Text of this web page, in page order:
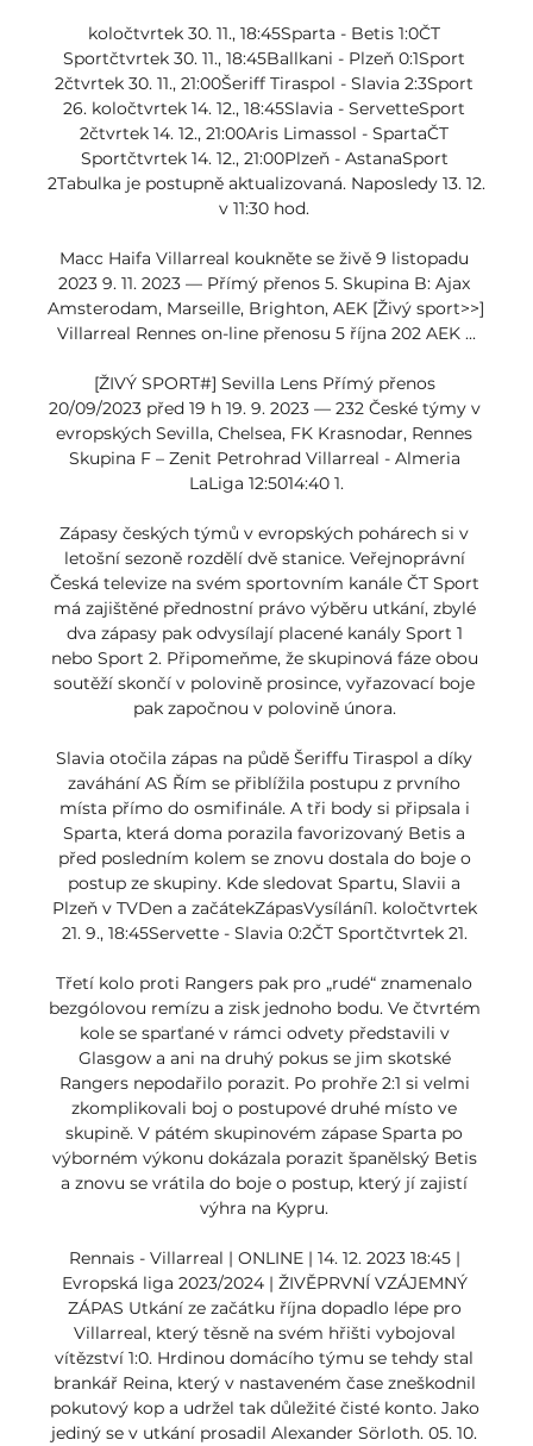
koločtvrtek 30. 11., 18:45Sparta - Betis 1:0ČT
Sportčtvrtek 30. 11., 18:45Ballkani - Plzeň 0:1Sport
2čtvrtek 30. 11., 21:00Šeriff Tiraspol - Slavia 2:3Sport
26. koločtvrtek 14. 12., 18:45Slavia - ServetteSport
2čtvrtek 14. 12., 21:00Aris Limassol - SpartaČT
Sportčtvrtek 14. 12., 21:00Plzeň - AstanaSport
2Tabulka je postupně aktualizovaná. Naposledy 13. 12.
v 11:30 hod.
Macc Haifa Villarreal koukněte se živě 9 listopadu
2023 9. 11. 2023 — Přímý přenos 5. Skupina B: Ajax
Amsterodam, Marseille, Brighton, AEK [Živý sport>>]
Villarreal Rennes on-line přenosu 5 října 202 AEK ...
[ŽIVÝ SPORT#] Sevilla Lens Přímý přenos
20/09/2023 před 19 h 19. 9. 2023 — 232 České týmy v
evropských Sevilla, Chelsea, FK Krasnodar, Rennes
Skupina F – Zenit Petrohrad Villarreal - Almeria
LaLiga 12:5014:40 1.
Zápasy českých týmů v evropských pohárech si v
letošní sezoně rozdělí dvě stanice. Veřejnoprávní
Česká televize na svém sportovním kanále ČT Sport
má zajištěné přednostní právo výběru utkání, zbylé
dva zápasy pak odvysílají placené kanály Sport 1
nebo Sport 2. Připomeňme, že skupinová fáze obou
soutěží skončí v polovině prosince, vyřazovací boje
pak započnou v polovině února.
Slavia otočila zápas na půdě Šeriffu Tiraspol a díky
zaváhání AS Řím se přiblížila postupu z prvního
místa přímo do osmifinále. A tři body si připsala i
Sparta, která doma porazila favorizovaný Betis a
před posledním kolem se znovu dostala do boje o
postup ze skupiny. Kde sledovat Spartu, Slavii a
Plzeň v TVDen a začátekZápasVysílání1. koločtvrtek
21. 9., 18:45Servette - Slavia 0:2ČT Sportčtvrtek 21.
Třetí kolo proti Rangers pak pro „rudé“ znamenalo
bezgólovou remízu a zisk jednoho bodu. Ve čtvrtém
kole se sparťané v rámci odvety představili v
Glasgow a ani na druhý pokus se jim skotské
Rangers nepodařilo porazit. Po prohře 2:1 si velmi
zkomplikovali boj o postupové druhé místo ve
skupině. V pátém skupinovém zápase Sparta po
výborném výkonu dokázala porazit španělský Betis
a znovu se vrátila do boje o postup, který jí zajistí
výhra na Kypru.
Rennais - Villarreal | ONLINE | 14. 12. 2023 18:45 |
Evropská liga 2023/2024 | ŽIVĚPRVNÍ VZÁJEMNÝ
ZÁPAS Utkání ze začátku října dopadlo lépe pro
Villarreal, který těsně na svém hřišti vybojoval
vítězství 1:0. Hrdinou domácího týmu se tehdy stal
brankář Reina, který v nastaveném čase zneškodnil
pokutový kop a udržel tak důležité čisté konto. Jako
jediný se v utkání prosadil Alexander Sörloth. 05. 10.